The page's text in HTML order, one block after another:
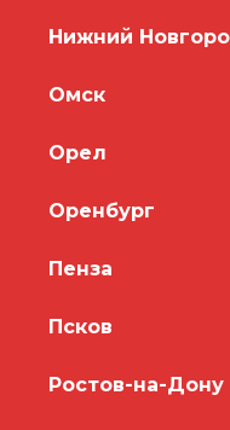
Нижний
Омск
Орел
Оренбург
Пенза
Псков
Ростов-на-Дону